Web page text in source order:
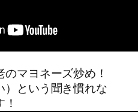
マヨネーズ炒め！
という聞き慣れな